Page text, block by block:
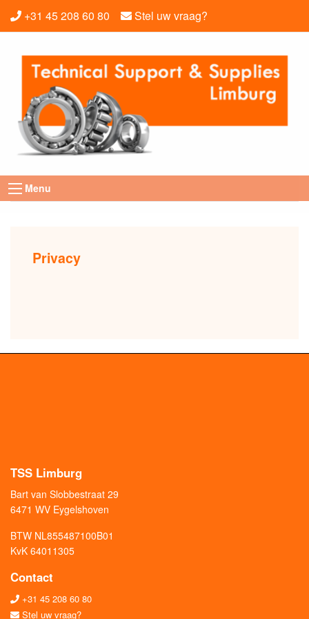
+31 45 208 60 80 Stel uw vraag?
Menu
Privacy
TSS Limburg
Bart van Slobbestraat 29
6471 WV Eygelshoven
BTW NL855487100B01
KvK 64011305
Contact
+31 45 208 60 80
Stel uw vraag?